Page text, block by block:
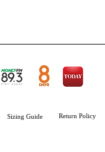
Sizing Guide Return Policy